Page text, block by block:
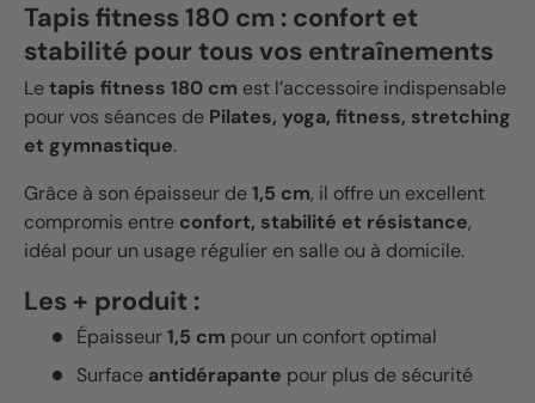
Tapis fitness 180 cm : confort et
stabilité pour tous vos entraînements
Letapis fitness 180 cm est l’accessoire indispensable
pour vos séances de Pilates, yoga, fitness, stretching
et gymnastique.
Grâce à son épaisseur de1,5 cm, il offre un excellent
compromis entre confort, stabilité et résistance,
idéal pour un usage régulier en salle ou à domicile.
Les + produit :
Épaisseur1,5 cm pour un confort optimal
Surface antidérapante pour plus de sécurité